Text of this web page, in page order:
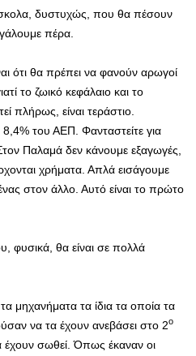
δυστυχώς, που θα πέσουν
πέρα.
ότι θα πρέπει να φανούν αρωγοί
το ζωικό κεφάλαιο και το
πλήρως, είναι τεράστιο.
του ΑΕΠ. Φανταστείτε για
Παλαμά δεν κάνουμε εξαγωγές,
χρήματα. Απλά εισάγουμε
στον άλλο. Αυτό είναι το πρώτο
φυσικά, θα είναι σε πολλά
μηχανήματα τα ίδια τα οποία τα
να τα έχουν ανεβάσει στο 2ο
έχουν σωθεί. Όπως έκαναν οι